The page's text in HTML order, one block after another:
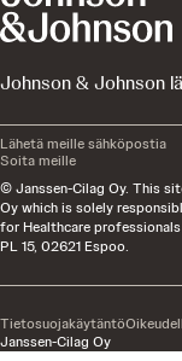
Johnson & Johnson
Lähetä meille sähköpostia
Soita meille
© Janssen-Cilag Oy. This
Oy which is solely
for Healthcare
PL 15, 02621 Espoo.
Janssen-Cilag Oy
Tietosuojakäytäntö